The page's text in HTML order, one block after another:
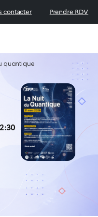
contacter Prendre RDV
quantique